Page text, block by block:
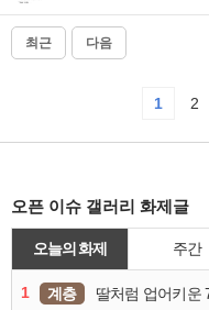
최근 다음
1 2
오픈 이슈 갤러리 화제글
오늘의 화제 주간
1 계층 딸처럼 업어키운